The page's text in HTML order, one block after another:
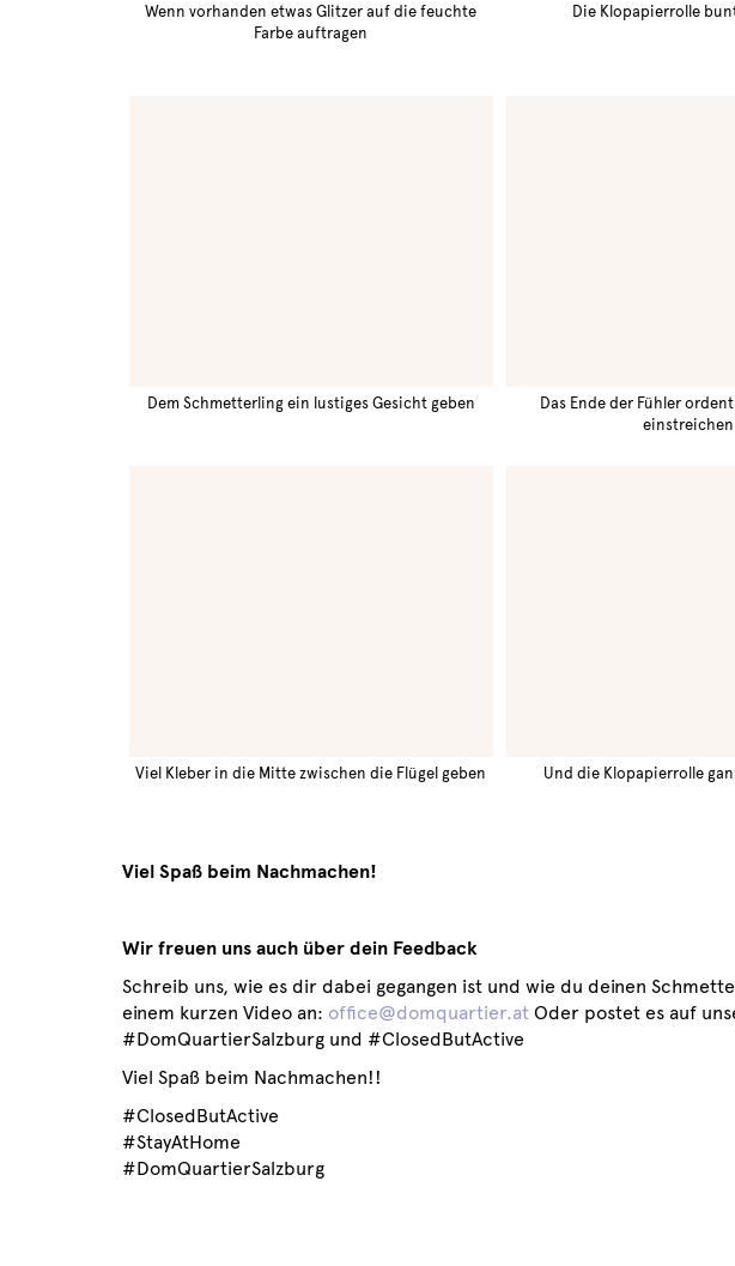
Wenn vorhanden etwas Glitzer auf die feuchte
Farbe auftragen
Die Klopapierrolle
Dem Schmetterling ein lustiges Gesicht geben
Das Ende der Fühler
einstreichen
Viel Kleber in die Mitte zwischen die Flügel geben Und die Klopapierrolle
Viel Spaß beim Nachmachen!
Wir freuen uns auch über dein Feedback
Schreib uns, wie es dir dabei gegangen ist und wie du deinen
einem kurzen Video an: office@domquartier.at Oder postet es auf
#DomQuartierSalzburg und #ClosedButActive
Viel Spaß beim Nachmachen!!
#ClosedButActive
#StayAtHome
#DomQuartierSalzburg